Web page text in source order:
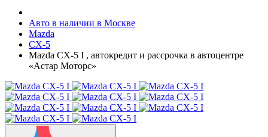
Авто в наличии в Москве
Mazda
CX-5
Mazda CX-5 I , автокредит и рассрочка в автоцентре
«Астар Моторс»